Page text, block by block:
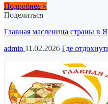
Подробнее »
Поделиться
Главная масленица страны в
admin 11.02.2026 Где